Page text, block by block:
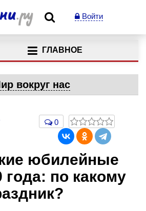
Войти
ГЛАВНОЕ
вокруг нас
0
юбилейные
года: по какому